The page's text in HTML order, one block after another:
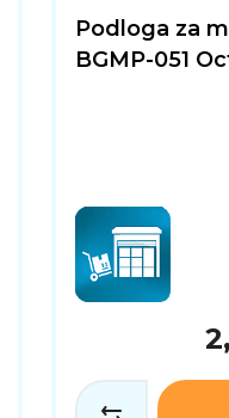
Podloga za
BGMP-051